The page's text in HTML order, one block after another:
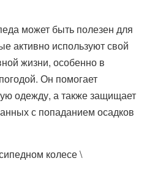
может быть полезен для
активно используют свой
жизни, особенно в
Он помогает
одежду, а также защищает
с попаданием осадков
колесе \